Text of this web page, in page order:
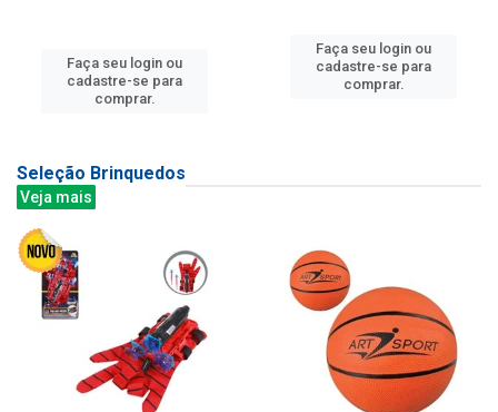
Faça seu login ou
cadastre-se para
comprar.
Faça seu login ou
cadastre-se para
comprar.
Seleção Brinquedos
Veja mais